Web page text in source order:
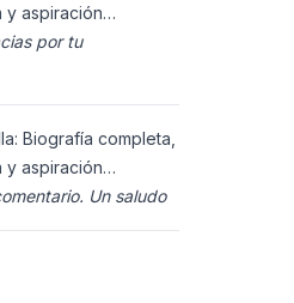
y aspiración
por tu
Biografía completa,
y aspiración
Gracias Cecilia por tu comentario. Un saludo